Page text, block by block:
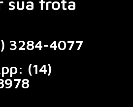
3284-4077
(14)